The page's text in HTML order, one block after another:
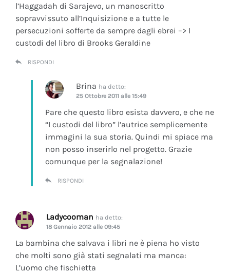
l’Haggadah di Sarajevo, un manoscritto
sopravvissuto all’Inquisizione e a tutte le
persecuzioni sofferte da sempre dagli ebrei –> I
custodi del libro di Brooks Geraldine
RISPONDI
Brina ha detto:
25 Ottobre 2011 alle 15:49
Pare che questo libro esista davvero, e che ne
“I custodi del libro” l’autrice semplicemente
immagini la sua storia. Quindi mi spiace ma
non posso inserirlo nel progetto. Grazie
comunque per la segnalazione!
RISPONDI
Ladycooman ha detto:
18 Gennaio 2012 alle 09:45
La bambina che salvava i libri ne è piena ho visto
che molti sono già stati segnalati ma manca:
L’uomo che fischietta